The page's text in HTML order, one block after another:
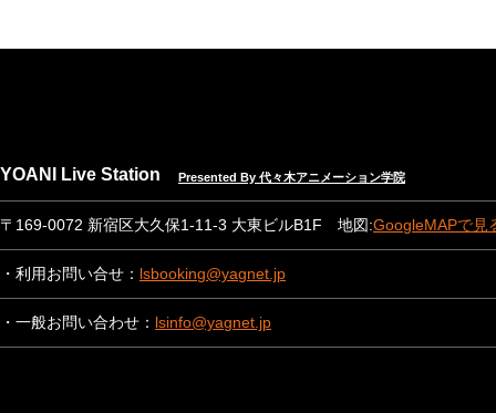
YOANI Live Station Presented By 代々木アニメーション学院
〒169-0072 新宿区大久保1-11-3 大東ビルB1F 地図:GoogleMAPで見
・利用お問い合せ： lsbooking@yagnet.jp
・一般お問い合わせ： lsinfo@yagnet.jp